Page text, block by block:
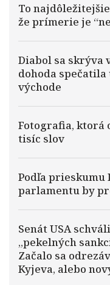
To
že prímerie je
Diabol sa skrýva
dohoda spečatila
východe
Fotografia, ktorá
tisíc slov
Podľa prieskumu
parlamentu by
Senát USA
„pekelných
Začalo sa
Kyjeva, alebo